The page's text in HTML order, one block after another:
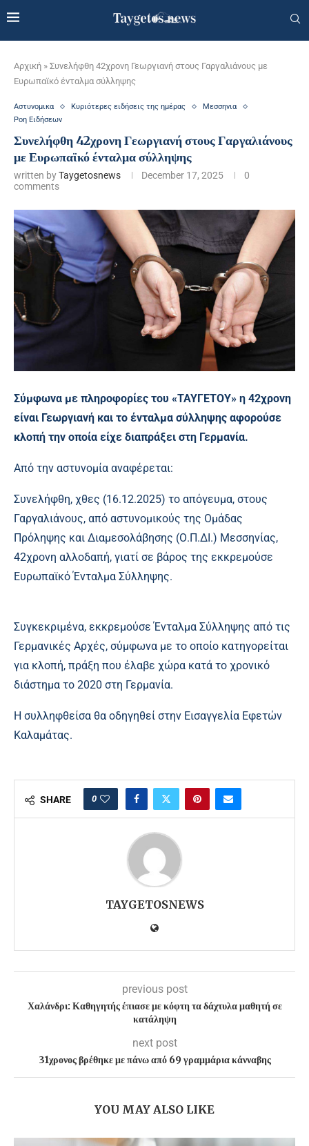
Αρχική » Συνελήφθη 42χρονη Γεωργιανή στους Γαργαλιάνους με
Ευρωπαϊκό ένταλμα σύλληψης
Αστυνομικα Κυριότερες ειδήσεις της ημέρας
Μεσσηνια
Ροη Ειδήσεων
Συνελήφθη 42χρονη Γεωργιανή στους Γαργαλιάνους
με Ευρωπαϊκό ένταλμα σύλληψης
written byTaygetosnews December 17, 2025
0
comments
Σύμφωνα με πληροφορίες του «ΤΑΥΓΕΤΟΥ» η 42χρονη
είναι Γεωργιανή και το ένταλμα σύλληψης αφορούσε
κλοπή την οποία είχε διαπράξει στη Γερμανία.
Από την αστυνομία αναφέρεται:
Συνελήφθη, χθες (16.12.2025) το απόγευμα, στους
Γαργαλιάνους, από αστυνομικούς της Ομάδας
Πρόληψης και Διαμεσολάβησης (Ο.Π.ΔΙ.) Μεσσηνίας,
42χρονη αλλοδαπή, γιατί σε βάρος της εκκρεμούσε
Ευρωπαϊκό Ένταλμα Σύλληψης.
Συγκεκριμένα, εκκρεμούσε Ένταλμα Σύλληψης από τις
Γερμανικές Αρχές, σύμφωνα με το οποίο κατηγορείται
για κλοπή, πράξη που έλαβε χώρα κατά το χρονικό
διάστημα το 2020 στη Γερμανία.
Η συλληφθείσα θα οδηγηθεί στην Εισαγγελία Εφετών
Καλαμάτας.
SHARE 0
TAYGETOSNEWS
previous post
Χαλάνδρι: Καθηγητής έπιασε με κόφτη τα δάχτυλα μαθητή σε
κατάληψη
next post
31χρονος βρέθηκε με πάνω από 69 γραμμάρια κάνναβης
YOU MAY ALSO LIKE